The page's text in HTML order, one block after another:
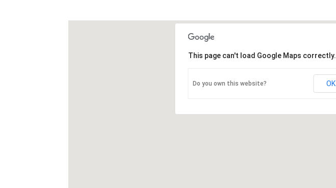
This page can't load Google Maps correctly.
Do you own this website? OK